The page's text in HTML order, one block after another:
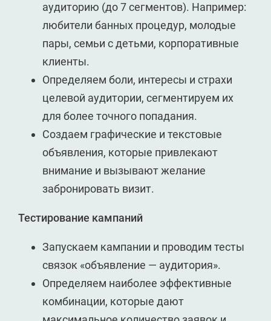
аудиторию (до 7 сегментов). Например:
любители банных процедур, молодые
пары, семьи с детьми, корпоративные
клиенты.
Определяем боли, интересы и страхи
целевой аудитории, сегментируем их
для более точного попадания.
Создаем графические и текстовые
объявления, которые привлекают
внимание и вызывают желание
забронировать визит.
Тестирование кампаний
Запускаем кампании и проводим тесты
связок «объявление — аудитория».
Определяем наиболее эффективные
комбинации, которые дают